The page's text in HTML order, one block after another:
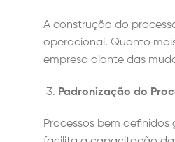
A construção do
operacional. Quanto
empresa diante das
Padronização do
Processos bem